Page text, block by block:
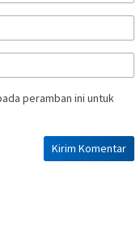
peramban ini untuk